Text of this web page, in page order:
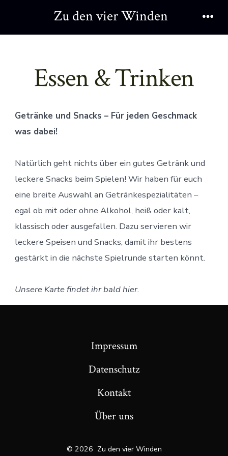
Zu den vier Winden
Essen & Trinken
Getränke und Snacks – Für jeden Geschmack
was dabei!
Natürlich geht nichts über ein gutes Getränk und
leckere Snacks beim Spielen! Wir haben für euch
eine breite Auswahl an Getränkespezialitäten –
egal ob mit oder ohne Alkohol, heiß oder kalt,
klassisch oder ausgefallen. Dazu servieren wir
leckere Speisen und Snacks, damit ihr bestens
gestärkt in die nächste Spielrunde starten könnt.
Unsere Karte findet ihr bald hier.
Impressum
Datenschutz
Kontakt
Über uns
© 2026 Zu den vier Winden